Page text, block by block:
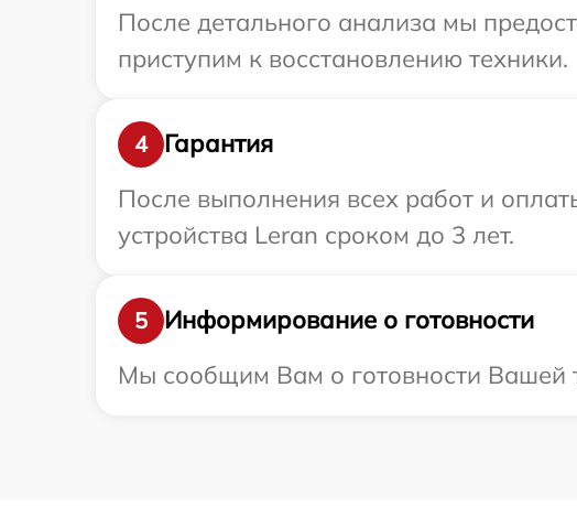
После детального анализа мы
приступим к восстановлению техники.
4
Гарантия
После выполнения всех работ и
устройства Leran сроком до 3 лет.
5
Информирование о готовности
Мы сообщим Вам о готовности Вашей